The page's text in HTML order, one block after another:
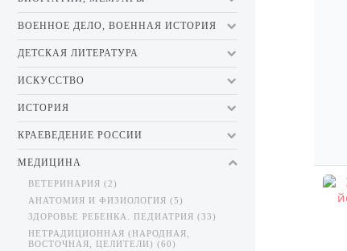
ВОЕННОЕ ДЕЛО, ВОЕННАЯ ИСТОРИЯ
ДЕТСКАЯ ЛИТЕРАТУРА
ИСКУССТВО
ИСТОРИЯ
КРАЕВЕДЕНИЕ РОССИИ
МЕДИЦИНА
ВЕТЕРИНАРИЯ (2)
АНАТОМИЯ И ФИЗИОЛОГИЯ (5)
ЗДОРОВЬЕ РЕБЕНКА. ПЕДИАТРИЯ (33)
НЕТРАДИЦИОННАЯ (НАРОДНАЯ,
ВОСТОЧНАЯ, ЦЕЛИТЕЛИ) (60)